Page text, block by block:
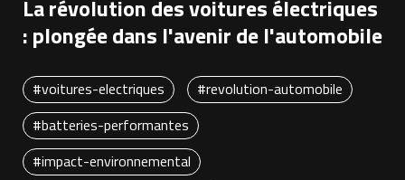
La révolution des voitures électriques
: plongée dans l'avenir de l'automobile
#voitures-electriques
#revolution-automobile
#batteries-performantes
#impact-environnemental